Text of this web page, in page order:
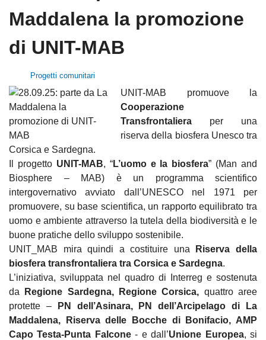
Maddalena la promozione
di UNIT-MAB
Progetti comunitari
UNIT-MAB promuove la
Cooperazione
Transfrontaliera per una
riserva della biosfera Unesco tra
Corsica e Sardegna.
Il progetto UNIT-MAB, “L’uomo e la biosfera” (Man and
Biosphere – MAB) è un programma scientifico
intergovernativo avviato dall’UNESCO nel 1971 per
promuovere, su base scientifica, un rapporto equilibrato tra
uomo e ambiente attraverso la tutela della biodiversità e le
buone pratiche dello sviluppo sostenibile.
UNIT_MAB mira quindi a costituire una
Riserva della
biosfera transfrontaliera tra Corsica e Sardegna.
L’iniziativa, sviluppata nel quadro di Interreg e sostenuta
da
Regione Sardegna, Regione Corsica, quattro aree
protette –PN dell’Asinara, PN dell’Arcipelago di La
Maddalena, Riserva delle Bocche di Bonifacio, AMP
Capo Testa-Punta Falcone- e dall’Unione Europea, si